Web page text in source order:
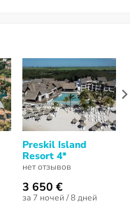
Preskil Island
Resort 4*
нет отзывов
3 650 €
за 7 ночей / 8 дней